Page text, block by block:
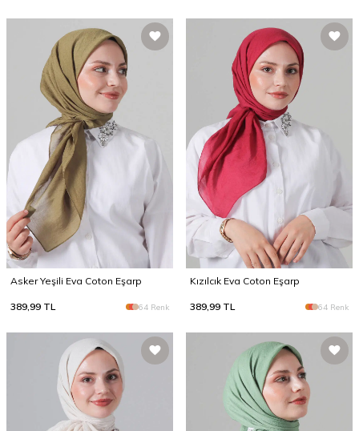
Asker Yeşili Eva Coton Eşarp
389,99 TL 64 Renk
Kızılcık Eva Coton Eşarp
389,99 TL 64 Renk